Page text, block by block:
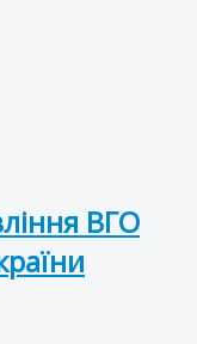
ВГО